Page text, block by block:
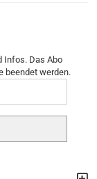
Infos. Das Abo
beendet werden.